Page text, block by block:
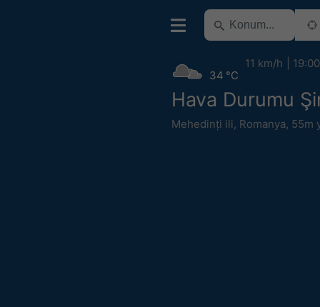
Hava Durumu
Mehedinți ili, Romanya, 55m
34 °C
11 km/h 19:00